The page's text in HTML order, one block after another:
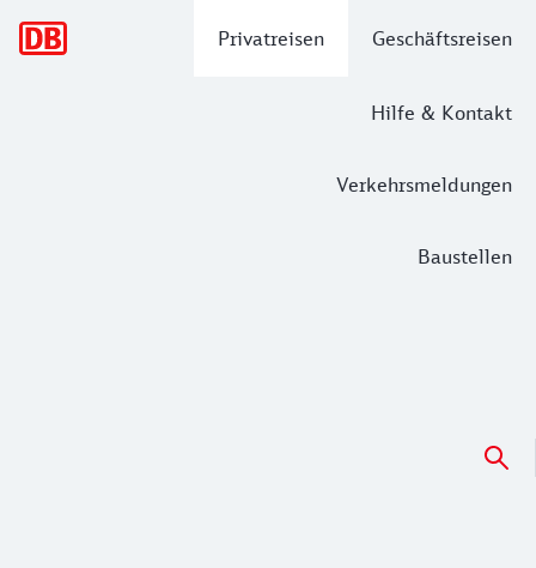
Privatreisen Geschäftsreisen
Hilfe & Kontakt
Verkehrsmeldungen
Baustellen